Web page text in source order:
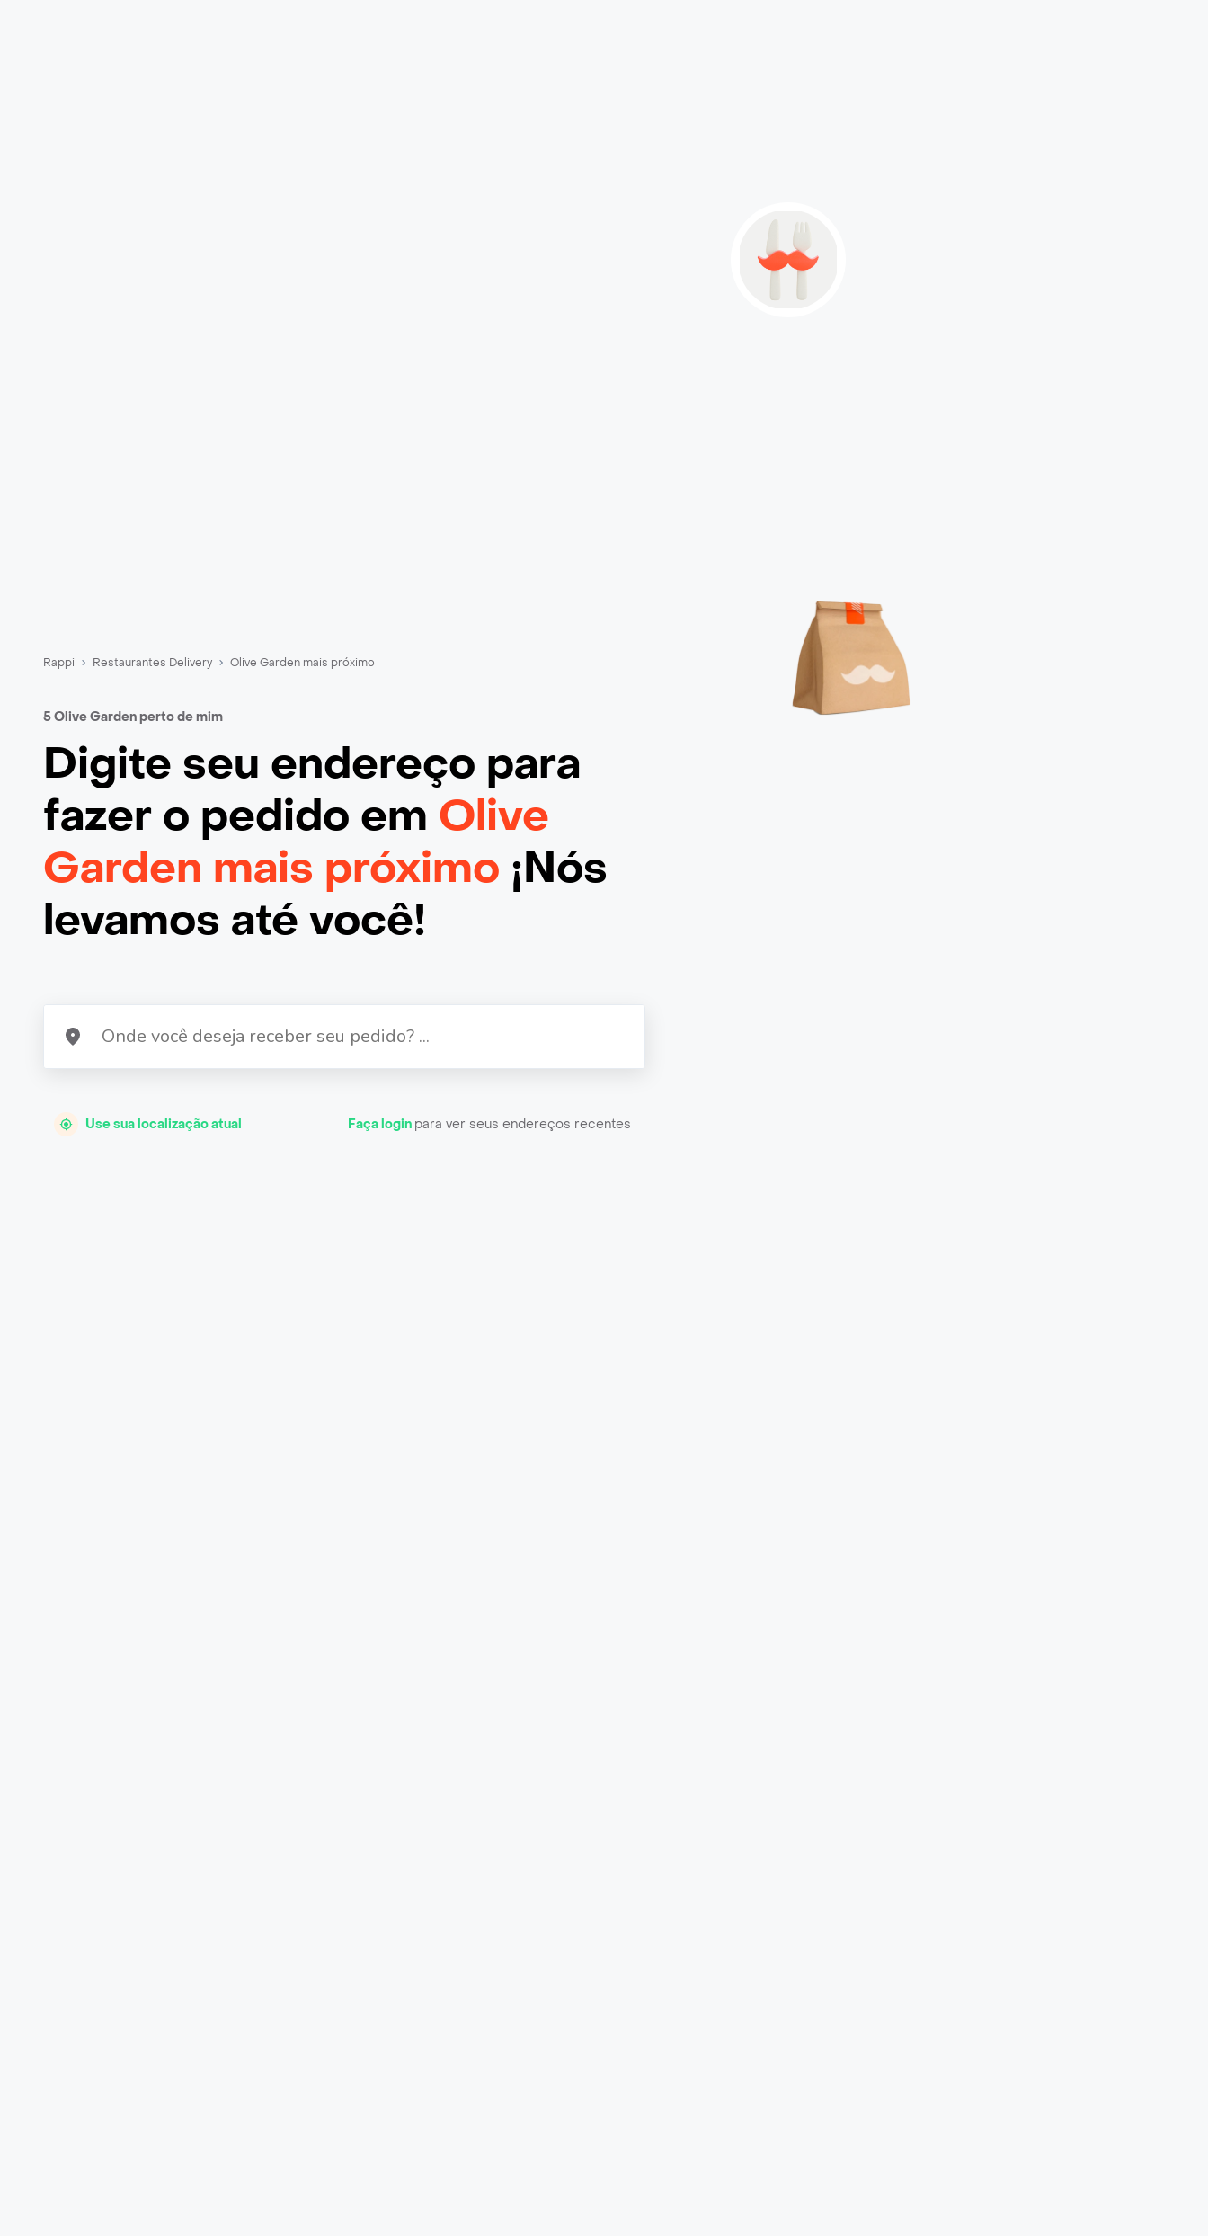
Rappi Restaurantes Delivery Olive Garden mais próximo
5 Olive Garden perto de mim
Digite seu endereço para
fazer o pedido em Olive
Garden mais próximo ¡Nós
levamos até você!
Use sua localização atual Faça login para ver seus endereços recentes